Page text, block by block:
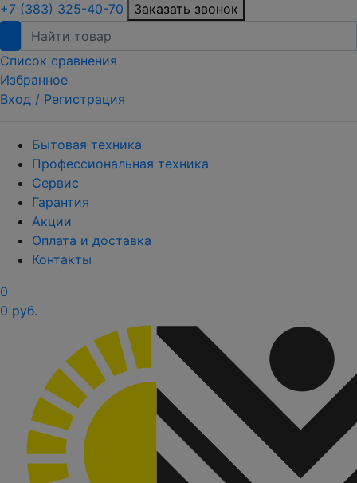
+7 (383) 325-40-70
Заказать звонок
Список сравнения
Избранное
Вход / Регистрация
Бытовая техника
Профессиональная техника
Сервис
Гарантия
Акции
Оплата и доставка
Контакты
0
0 руб.